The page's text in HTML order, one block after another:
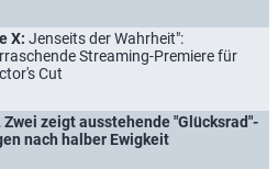
X: Jenseits der Wahrheit":
Streaming-Premiere für
Cut
Zwei zeigt ausstehende "Glücksrad"-
nach halber Ewigkeit